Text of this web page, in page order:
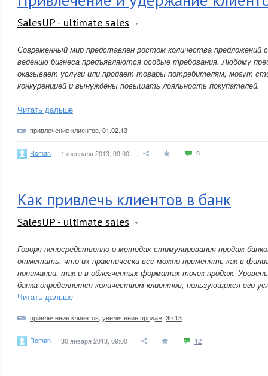
SalesUP - ultimate sales
Современный мир представлен ростом количества предложений
ведению бизнеса предъявляются особые требования. Любому
оказывает услуги или продает товары потребителям, могут
конкуренцией и вынуждены повышать лояльность покупателей.
Читать дальше
привлечение клиентов 01.02.13
Roman 1 февраля 2013, 09:00 9
Как привлечь клиентов в банк
SalesUP - ultimate sales
Говоря непосредственно о методах стимулирования продаж
отметить, что их практически все можно применять как в
понимании, так и в облегченных форматах точек продаж.
банка определяется количеством клиентов, пользующихся его
Читать дальше
привлечение клиентов увеличение продаж 30.13
Roman 30 января 2013, 09:00 12